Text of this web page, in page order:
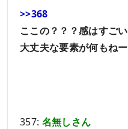
>>368
ここの？？？感はすごい
大丈夫な要素が何もねー
357: 名無しさん